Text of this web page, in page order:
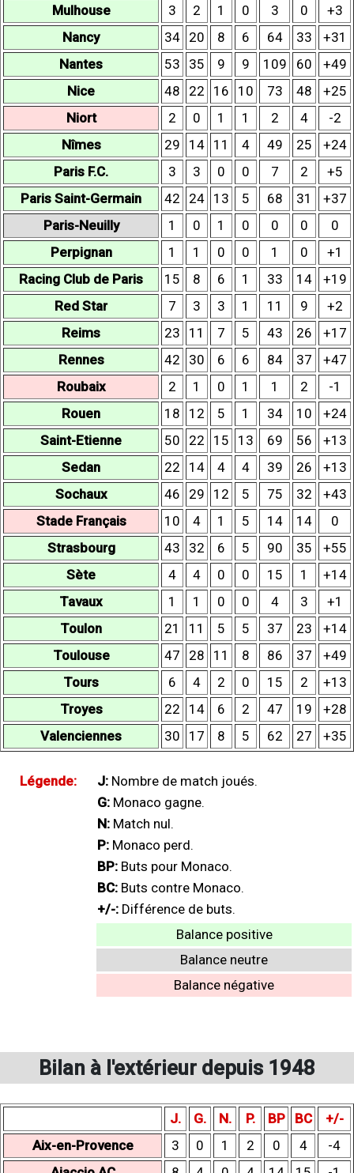
Mulhouse
3 2 1 0 3 0
+3
Nancy
34 20 8 6 64 33
+31
Nantes
53 35 9 9 109 60
+49
Nice
48 22 16 10 73 48
+25
Niort
2 0 1 1 2 4
-2
Nîmes
29 14 11 4 49 25
+24
Paris F.C.
3 3 0 0 7 2
+5
Paris Saint-Germain
42 24 13 5 68 31
+37
Paris-Neuilly
1 0 1 0 0 0
0
Perpignan
1 1 0 0 1 0
+1
Racing Club de Paris
15 8 6 1 33 14
+19
Red Star
7 3 3 1 11 9
+2
Reims
23 11 7 5 43 26
+17
Rennes
42 30 6 6 84 37
+47
Roubaix
2 1 0 1 1 2
-1
Rouen
18 12 5 1 34 10
+24
Saint-Etienne
50 22 15 13 69 56
+13
Sedan
22 14 4 4 39 26
+13
Sochaux
46 29 12 5 75 32
+43
Stade Français
10 4 1 5 14 14
0
Strasbourg
43 32 6 5 90 35
+55
Sète
4 4 0 0 15 1
+14
Tavaux
1 1 0 0 4 3
+1
Toulon
21 11 5 5 37 23
+14
Toulouse
47 28 11 8 86 37
+49
Tours
6 4 2 0 15 2
+13
Troyes
22 14 6 2 47 19
+28
Valenciennes
30 17 8 5 62 27 +35
Légende: J: Nombre de match joués.
G: Monaco gagne.
N: Match nul.
P: Monaco perd.
BP: Buts pour Monaco.
BC: Buts contre Monaco.
+/-: Différence de buts.
Balance positive
Balance neutre
Balance négative
Bilan à l'extérieur depuis 1948
J. G. N. P. BP BC
+/-
Aix-en-Provence
3 0 1 2 0 4
-4